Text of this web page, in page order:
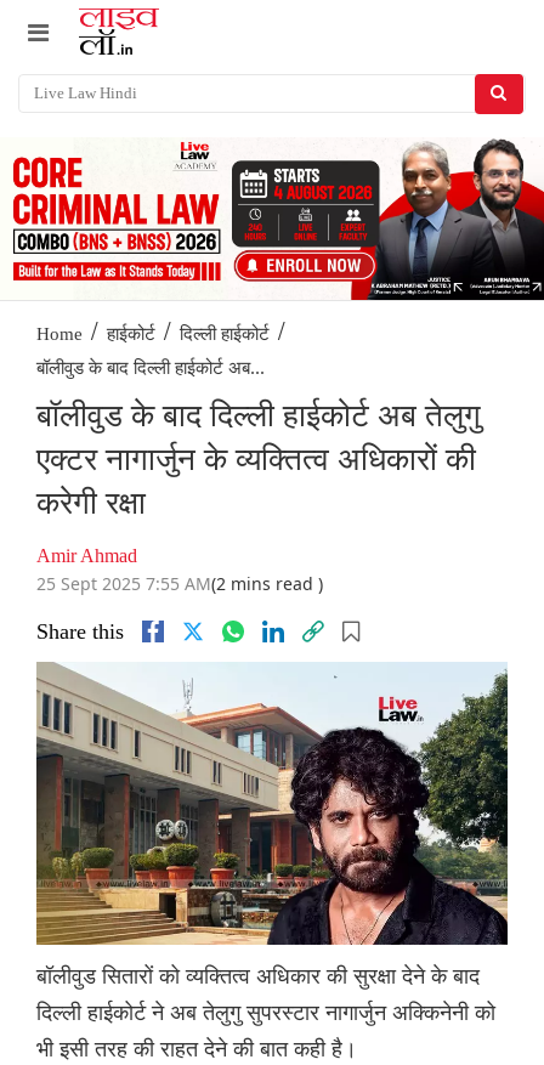
Home / हाईकोर्ट / दिल्ली हाईकोर्ट /
बॉलीवुड के बाद दिल्ली हाईकोर्ट अब...
बॉलीवुड के बाद दिल्ली हाईकोर्ट अब तेलुगु
एक्टर नागार्जुन के व्यक्तित्व अधिकारों की
करेगी रक्षा
Amir Ahmad
25 Sept 2025 7:55 AM(2 mins read )
Share this
बॉलीवुड सितारों को व्यक्तित्व अधिकार की सुरक्षा देने के बाद
दिल्ली हाईकोर्ट ने अब तेलुगु सुपरस्टार नागार्जुन अक्किनेनी को
भी इसी तरह की राहत देने की बात कही है।